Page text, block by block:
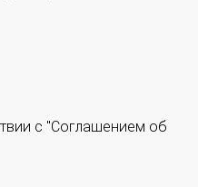
с "Соглашением об